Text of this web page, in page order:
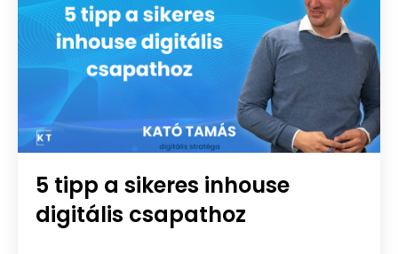
5 tipp a sikeres inhouse
digitális csapathoz